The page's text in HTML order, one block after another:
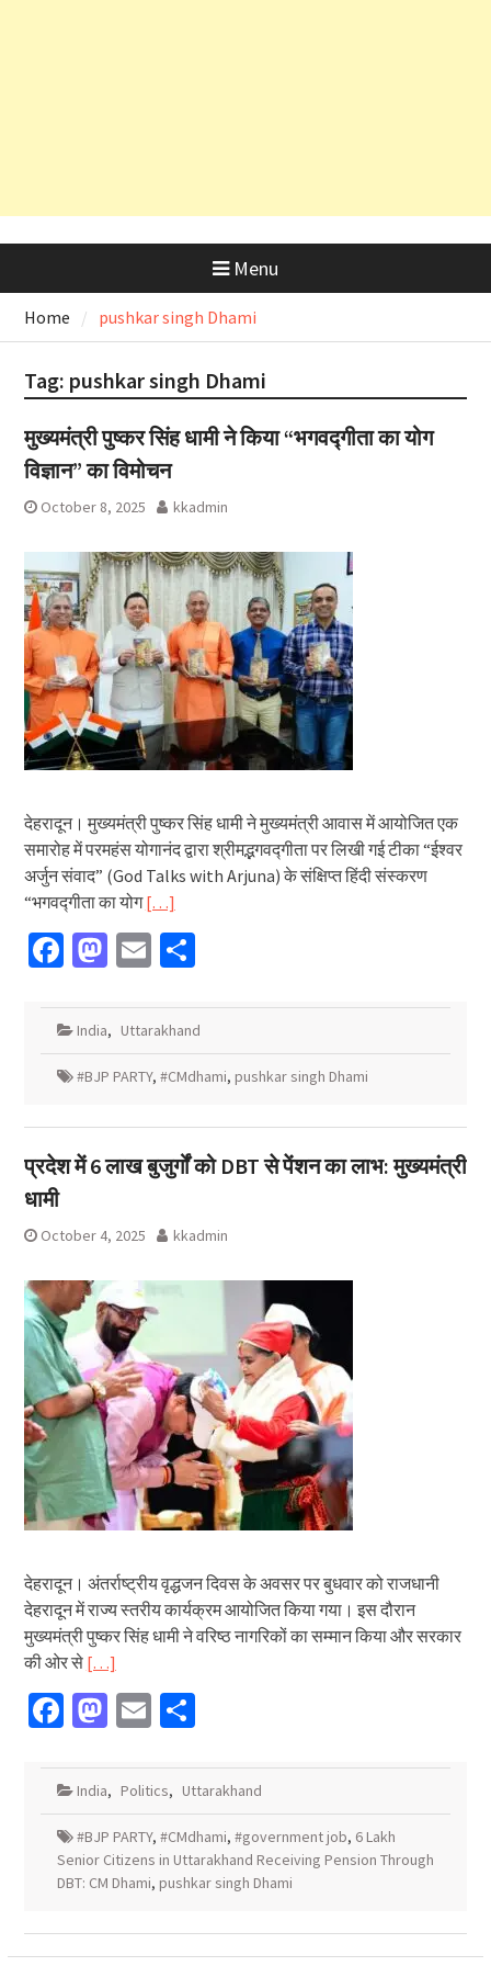
Menu
Home pushkar singh Dhami
Tag: pushkar singh Dhami
मुख्यमंत्री पुष्कर सिंह धामी ने किया “भगवद्गीता का योग
विज्ञान” का विमोचन
October 8, 2025 kkadmin
देहरादून। मुख्यमंत्री पुष्कर सिंह धामी ने मुख्यमंत्री आवास में आयोजित एक
समारोह में परमहंस योगानंद द्वारा श्रीमद्भगवद्गीता पर लिखी गई टीका “ईश्वर
अर्जुन संवाद” (God Talks with Arjuna) के संक्षिप्त हिंदी संस्करण
“भगवद्गीता का योग[…]
Facebook
Mastodon
EmailShare
India, Uttarakhand
#BJP PARTY, #CMdhami, pushkar singh Dhami
प्रदेश में 6 लाख बुजुर्गों को DBT से पेंशन का लाभ: मुख्यमंत्री
धामी
October 4, 2025 kkadmin
देहरादून। अंतर्राष्ट्रीय वृद्धजन दिवस के अवसर पर बुधवार को राजधानी
देहरादून में राज्य स्तरीय कार्यक्रम आयोजित किया गया। इस दौरान
मुख्यमंत्री पुष्कर सिंह धामी ने वरिष्ठ नागरिकों का सम्मान किया और सरकार
की ओर से […]
Facebook
Mastodon
EmailShare
India, Politics, Uttarakhand
#BJP PARTY, #CMdhami, #government job, 6 Lakh
Senior Citizens in Uttarakhand Receiving Pension Through
DBT: CM Dhami, pushkar singh Dhami